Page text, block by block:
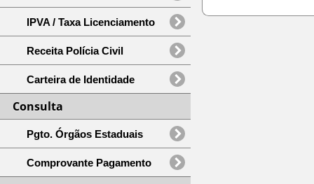
IPVA / Taxa Licenciamento
Receita Polícia Civil
Carteira de Identidade
Consulta
Pgto. Órgãos Estaduais
Comprovante Pagamento